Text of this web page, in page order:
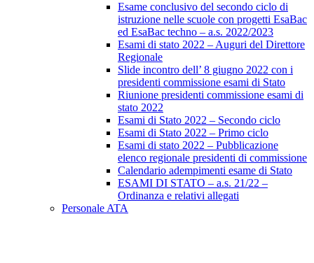
Esame conclusivo del secondo ciclo di
istruzione nelle scuole con progetti EsaBac
ed EsaBac techno – a.s. 2022/2023
Esami di stato 2022 – Auguri del Direttore
Regionale
Slide incontro dell’ 8 giugno 2022 con i
presidenti commissione esami di Stato
Riunione presidenti commissione esami di
stato 2022
Esami di Stato 2022 – Secondo ciclo
Esami di Stato 2022 – Primo ciclo
Esami di stato 2022 – Pubblicazione
elenco regionale presidenti di commissione
Calendario adempimenti esame di Stato
ESAMI DI STATO – a.s. 21/22 –
Ordinanza e relativi allegati
Personale ATA